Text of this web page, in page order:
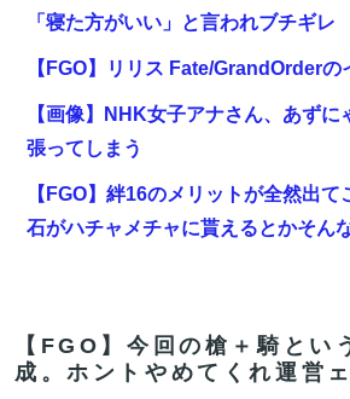
「寝た方がいい」と言われブチギレ
【FGO】リリス Fate/GrandOrder
【画像】NHK女子アナさん、あず
張ってしまう
【FGO】絆16のメリットが全然出
石がハチャメチャに貰えるとかそん
【FGO】絆16のメリットが全然出て
石がハチャメチャに貰えるとかそん
【FGO】今回の槍＋騎とい
成。ホントやめてくれ運営ェ